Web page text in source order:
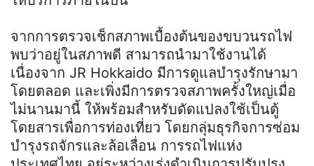
จากการตรวจเช็กสภาพเบื้องต้นของขบวนรถไฟ
พบว่าอยู่ในสภาพดี สามารถนำมาใช้งานได้
เนื่องจาก JR Hokkaido มีการดูแลบำรุงรักษามา
โดยตลอด และเพิ่งมีการตรวจสภาพครั้งใหญ่เมื่อ
ไม่นานมานี้ ให้พร้อมสำหรับดัดแปลงใช้เป็นตู้
โดยสารเพื่อการท่องเที่ยว โดยกลุ่มธุรกิจการซ่อม
บำรุงรถจักรและล้อเลื่อน การรถไฟแห่ง